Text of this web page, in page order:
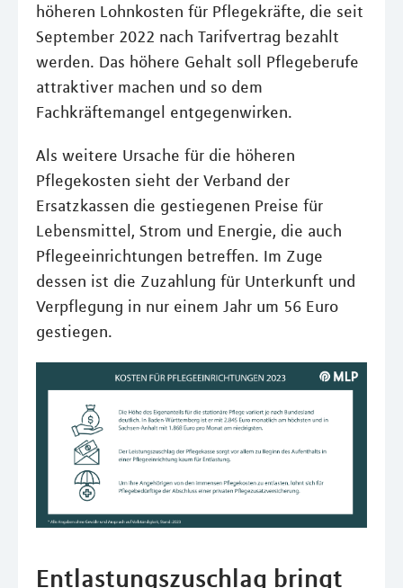
höheren Lohnkosten für Pflegekräfte, die seit
September 2022 nach Tarifvertrag bezahlt
werden. Das höhere Gehalt soll Pflegeberufe
attraktiver machen und so dem
Fachkräftemangel entgegenwirken.
Als weitere Ursache für die höheren
Pflegekosten sieht der Verband der
Ersatzkassen die gestiegenen Preise für
Lebensmittel, Strom und Energie, die auch
Pflegeeinrichtungen betreffen. Im Zuge
dessen ist die Zuzahlung für Unterkunft und
Verpflegung in nur einem Jahr um 56 Euro
gestiegen.
Entlastungszuschlag bringt